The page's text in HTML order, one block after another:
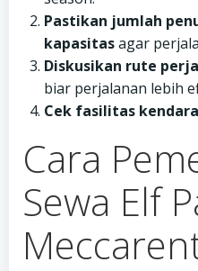
Pastikan jumlah
kapasitasagar
Diskusikan rute
biar perjalanan lebih
Cek fasilitas
Cara
Sewa Elf